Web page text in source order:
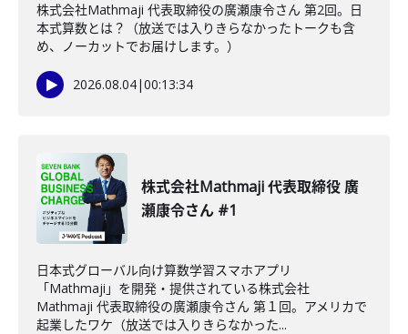
株式会社Mathmaji 代表取締役の廣瀬康令さん 第2回。日
本式算数とは？（放送では入りきらなかったトークも含
め、ノーカットでお届けします。）
2026.08.04|00:13:34
株式会社Mathmaji 代表取締役 廣
瀬康令さん #1
日本式グローバル向け算数学習スマホアプリ
「Mathmaji」を開発・提供されている株式会社
Mathmaji 代表取締役の廣瀬康令さん 第１回。アメリカで
起業したワケ（放送では入りきらなかった...